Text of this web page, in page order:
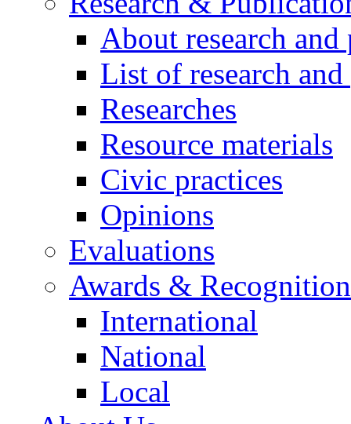
About research
List of research
Researches
Resource materials
Civic practices
Opinions
Evaluations
Awards &
International
National
Local